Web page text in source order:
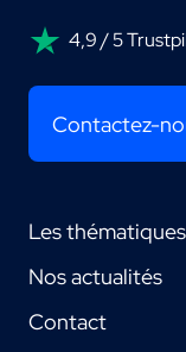
4,9 / 5
Contactez-
Les
Nos actualités
Contact